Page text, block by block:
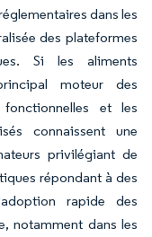
dans les
des plateformes
Si les aliments
moteur des
et les
connaissent une
privilégiant de
répondant à des
rapide des
notamment dans les